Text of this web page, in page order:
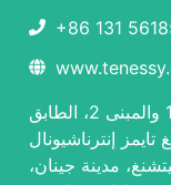
+86 131
الغرفة 1523، الغرفة 1523، المبنى 1 والمبنى 2، الطابق
إنترناشيونال
ليتشنغ، مدينة جينان،